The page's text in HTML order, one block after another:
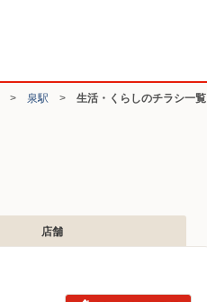
> 泉駅 > 生活・くらしのチラシ一覧
店舗